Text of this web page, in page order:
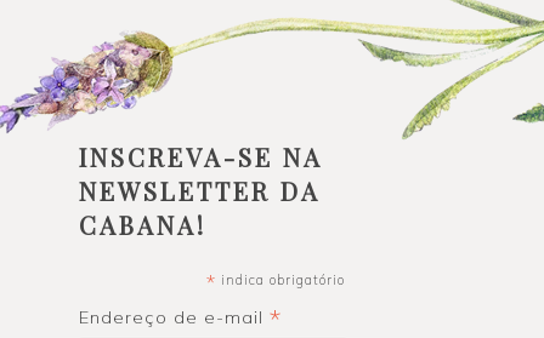
INSCREVA-SE NA
NEWSLETTER DA
CABANA!
* indica obrigatório
Endereço de e-mail *